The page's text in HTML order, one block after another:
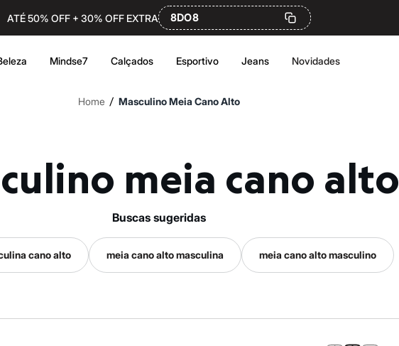
ATÉ 50% OFF + 30% OFF EXTRA 8DO8
Mindse7 Calçados Esportivo Jeans Novidades
Home / Masculino Meia Cano Alto
meia cano alto
buscas sugeridas
cano alto meia cano alto masculina meia cano alto masculino